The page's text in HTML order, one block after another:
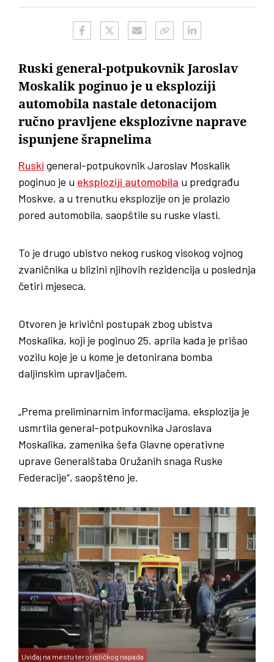
Ruski general-potpukovnik Jaroslav
Moskalik poginuo je u eksploziji
automobila nastale detonacijom
ručno pravljene eksplozivne naprave
ispunjene šrapnelima
Ruski general-potpukovnik Jaroslav Moskalik
poginuo je u eksploziji automobila u predgrađu
Moskve, a u trenutku eksplozije on je prolazio
pored automobila, saopštile su ruske vlasti.
To je drugo ubistvo nekog ruskog visokog vojnog
zvaničnika u blizini njihovih rezidencija u poslednja
četiri mjeseca.
Otvoren je krivični postupak zbog ubistva
Moskalika, koji je poginuo 25. aprila kada je prišao
vozilu koje je u kome je detonirana bomba
daljinskim upravljačem.
„Prema preliminarnim informacijama, eksplozija je
usmrtila general-potpukovnika Jaroslava
Moskalika, zamenika šefa Glavne operativne
uprave Generalštaba Oružanih snaga Ruske
Federacije“, saopštеno je.
Uviđaj na mestu terorističkog napada